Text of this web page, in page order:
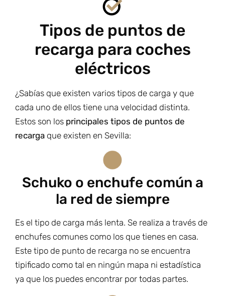
Tipos de puntos de
recarga para coches
eléctricos
¿Sabías que existen varios tipos de carga y que
cada uno de ellos tiene una velocidad distinta.
Estos son los principales tipos de puntos de
recarga que existen en Sevilla:
Schuko o enchufe común a
la red de siempre
Es el tipo de carga más lenta. Se realiza a través de
enchufes comunes como los que tienes en casa.
Este tipo de punto de recarga no se encuentra
tipificado como tal en ningún mapa ni estadística
ya que los puedes encontrar por todas partes.